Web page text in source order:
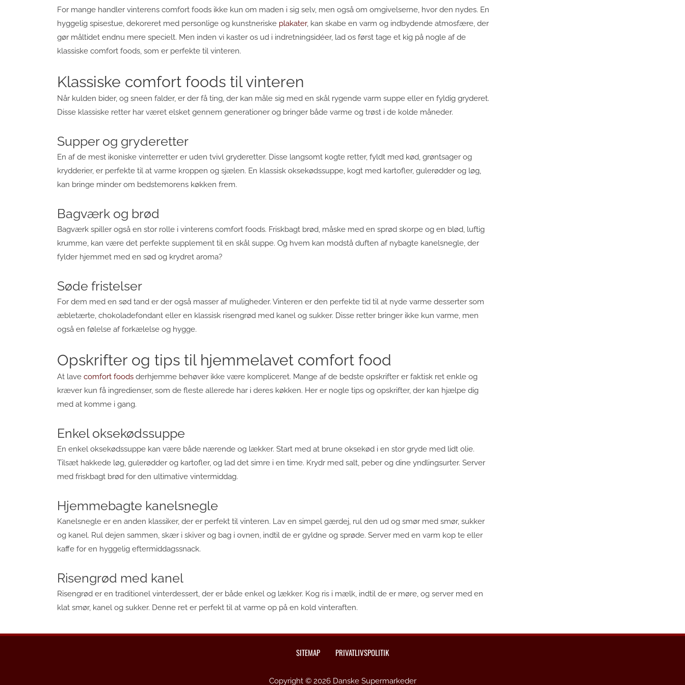
For mange handler vinterens comfort foods ikke kun om maden i sig selv, men også om omgivelserne, hvor den nydes. En
hyggelig spisestue, dekoreret med personlige og kunstneriske plakater, kan skabe en varm og indbydende atmosfære, der
gør måltidet endnu mere specielt. Men inden vi kaster os ud i indretningsidéer, lad os først tage et kig på nogle af de
klassiske comfort foods, som er perfekte til vinteren.
Klassiske comfort foods til vinteren
Når kulden bider, og sneen falder, er der få ting, der kan måle sig med en skål rygende varm suppe eller en fyldig gryderet.
Disse klassiske retter har været elsket gennem generationer og bringer både varme og trøst i de kolde måneder.
Supper og gryderetter
En af de mest ikoniske vinterretter er uden tvivl gryderetter. Disse langsomt kogte retter, fyldt med kød, grøntsager og
krydderier, er perfekte til at varme kroppen og sjælen. En klassisk oksekødssuppe, kogt med kartofler, gulerødder og løg,
kan bringe minder om bedstemorens køkken frem.
Bagværk og brød
Bagværk spiller også en stor rolle i vinterens comfort foods. Friskbagt brød, måske med en sprød skorpe og en blød, luftig
krumme, kan være det perfekte supplement til en skål suppe. Og hvem kan modstå duften af nybagte kanelsnegle, der
fylder hjemmet med en sød og krydret aroma?
Søde fristelser
For dem med en sød tand er der også masser af muligheder. Vinteren er den perfekte tid til at nyde varme desserter som
æbletærte, chokoladefondant eller en klassisk risengrød med kanel og sukker. Disse retter bringer ikke kun varme, men
også en følelse af forkælelse og hygge.
Opskrifter og tips til hjemmelavet comfort food
At lave comfort foods derhjemme behøver ikke være kompliceret. Mange af de bedste opskrifter er faktisk ret enkle og
kræver kun få ingredienser, som de fleste allerede har i deres køkken. Her er nogle tips og opskrifter, der kan hjælpe dig
med at komme i gang.
Enkel oksekødssuppe
En enkel oksekødssuppe kan være både nærende og lækker. Start med at brune oksekød i en stor gryde med lidt olie.
Tilsæt hakkede løg, gulerødder og kartofler, og lad det simre i en time. Krydr med salt, peber og dine yndlingsurter. Server
med friskbagt brød for den ultimative vintermiddag.
Hjemmebagte kanelsnegle
Kanelsnegle er en anden klassiker, der er perfekt til vinteren. Lav en simpel gærdej, rul den ud og smør med smør, sukker
og kanel. Rul dejen sammen, skær i skiver og bag i ovnen, indtil de er gyldne og sprøde. Server med en varm kop te eller
kaffe for en hyggelig eftermiddagssnack.
Risengrød med kanel
Risengrød er en traditionel vinterdessert, der er både enkel og lækker. Kog ris i mælk, indtil de er møre, og server med en
klat smør, kanel og sukker. Denne ret er perfekt til at varme op på en kold vinteraften.
SITEMAP PRIVATLIVSPOLITIK
Copyright © 2026 Danske Supermarkeder